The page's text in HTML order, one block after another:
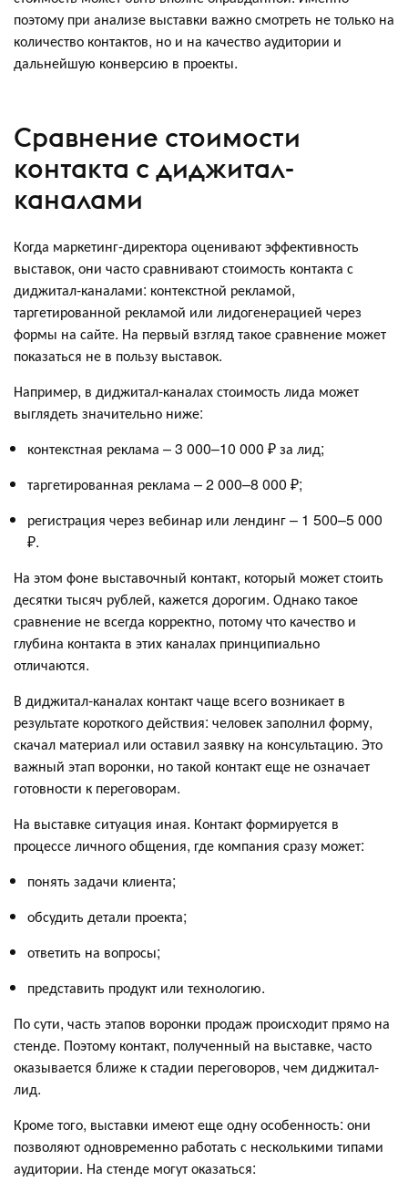
поэтому при анализе выставки важно смотреть не только на
количество контактов, но и на качество аудитории и
дальнейшую конверсию в проекты.
Сравнение стоимости
контакта с диджитал-
каналами
Когда маркетинг-директора оценивают эффективность
выставок, они часто сравнивают стоимость контакта с
диджитал-каналами: контекстной рекламой,
таргетированной рекламой или лидогенерацией через
формы на сайте. На первый взгляд такое сравнение может
показаться не в пользу выставок.
Например, в диджитал-каналах стоимость лида может
выглядеть значительно ниже:
контекстная реклама – 3 000–10 000 ₽ за лид;
таргетированная реклама – 2 000–8 000 ₽;
регистрация через вебинар или лендинг – 1 500–5 000
₽.
На этом фоне выставочный контакт, который может стоить
десятки тысяч рублей, кажется дорогим. Однако такое
сравнение не всегда корректно, потому что качество и
глубина контакта в этих каналах принципиально
отличаются.
В диджитал-каналах контакт чаще всего возникает в
результате короткого действия: человек заполнил форму,
скачал материал или оставил заявку на консультацию. Это
важный этап воронки, но такой контакт еще не означает
готовности к переговорам.
На выставке ситуация иная. Контакт формируется в
процессе личного общения, где компания сразу может:
понять задачи клиента;
обсудить детали проекта;
ответить на вопросы;
представить продукт или технологию.
По сути, часть этапов воронки продаж происходит прямо на
стенде. Поэтому контакт, полученный на выставке, часто
оказывается ближе к стадии переговоров, чем диджитал-
лид.
Кроме того, выставки имеют еще одну особенность: они
позволяют одновременно работать с несколькими типами
аудитории. На стенде могут оказаться: